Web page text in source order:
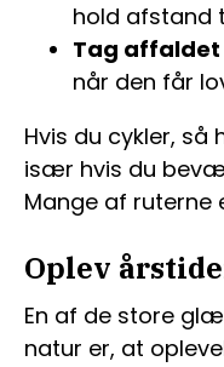
hold afstand
Tag affaldet
når den får
Hvis du cykler, så
især hvis du
Mange af ruterne
Oplev
En af de store
natur er, at